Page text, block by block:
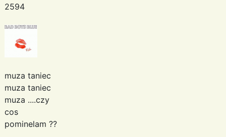
2594
muza taniec
muza taniec
muza ....czy
cos
pominelam ??